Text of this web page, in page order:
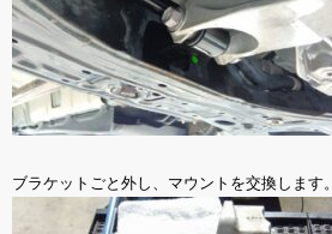
ブラケットごと外し、マウントを交換します。